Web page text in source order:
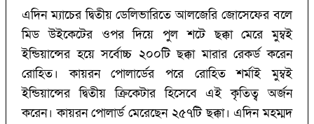
এদিন ম্যাচের দ্বিতীয় ডেলিভারিতে আলজেরি জোসেফের বলে
মিড উইকেটের ওপর দিয়ে পুল শটে ছক্কা মেরে মুম্বই
ইন্ডিয়ান্সের হয়ে সর্বোচ্চ ২০০টি ছক্কা মারার রেকর্ড করেন
রোহিত। কায়রন পোলার্ডের পরে রোহিত শর্মাই মুম্বই
ইন্ডিয়ান্সের দ্বিতীয় ক্রিকেটার হিসেবে এই কৃতিত্ব অর্জন
করেন। কায়রন পোলার্ড মেরেছেন ২৫৭টি ছক্কা। এদিন মহম্মদ